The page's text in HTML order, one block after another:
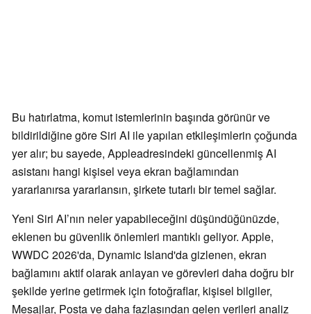
Bu hatırlatma, komut istemlerinin başında görünür ve
bildirildiğine göre Siri AI ile yapılan etkileşimlerin çoğunda
yer alır; bu sayede, Appleadresindeki güncellenmiş AI
asistanı hangi kişisel veya ekran bağlamından
yararlanırsa yararlansın, şirkete tutarlı bir temel sağlar.
Yeni Siri AI’nın neler yapabileceğini düşündüğünüzde,
eklenen bu güvenlik önlemleri mantıklı geliyor. Apple,
WWDC 2026'da, Dynamic Island'da gizlenen, ekran
bağlamını aktif olarak anlayan ve görevleri daha doğru bir
şekilde yerine getirmek için fotoğraflar, kişisel bilgiler,
Mesajlar, Posta ve daha fazlasından gelen verileri analiz